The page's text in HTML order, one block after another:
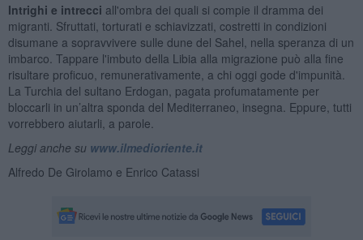
Intrighi e intrecci all'ombra dei quali si compie il dramma dei
migranti. Sfruttati, torturati e schiavizzati, costretti in condizioni
disumane a sopravvivere sulle dune del Sahel, nella speranza di un
imbarco. Tappare l'imbuto della Libia alla migrazione può alla fine
risultare proficuo, remunerativamente, a chi oggi gode d'impunità.
La Turchia del sultano Erdogan, pagata profumatamente per
bloccarli in un’altra sponda del Mediterraneo, insegna. Eppure, tutti
vorrebbero aiutarli, a parole.
Leggi anche su www.ilmedioriente.it
Alfredo De Girolamo e Enrico Catassi